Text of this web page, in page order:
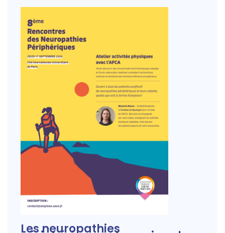
Les neuropathies